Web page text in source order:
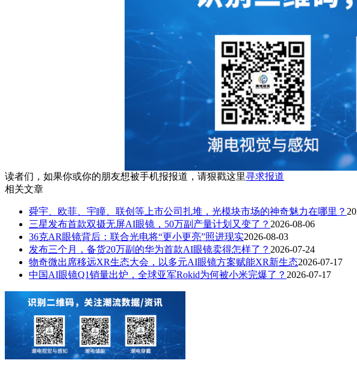
读者们，如果你或你的朋友想被手机报报道，请狠戳这里寻求报道
相关文章
舜宇、欧菲、宇瞳、联创等上市公司扎堆，光模块市场的神奇魅力在哪里？
三星发布首款双摄无屏AI眼镜，50万副产量计划又变了？ 2026-08-06
36克AR眼镜背后：联合光电将“更小更亮”照进现实2026-08-03
发布三个月，备货20万副的华为首款AI眼镜卖得怎样了？ 2026-07-24
物奇微出席移远XR生态大会，以多元AI眼镜方案赋能XR新生态2026-07-17
中国AI眼镜Q1销量出炉，全球亚军Rokid为何被小米完爆了？ 2026-07-17